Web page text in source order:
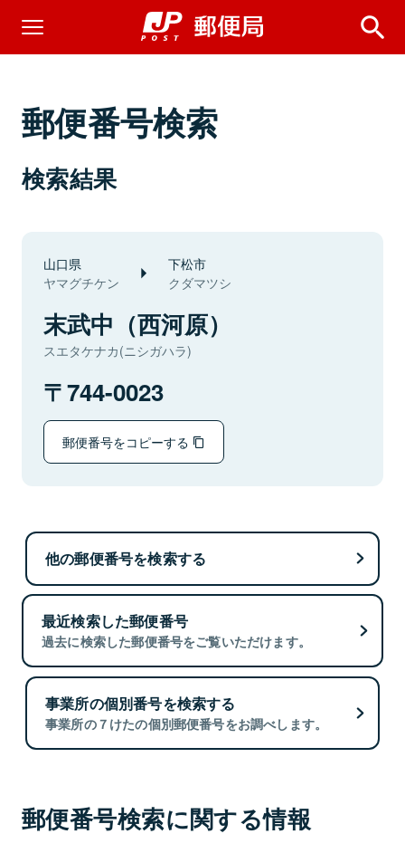
郵便番号検索
検索結果
山口県
ヤマグチケン
下松市
クダマツシ
末武中（西河原）
スエタケナカ(ニシガハラ)
744-0023
郵便番号をコピーする
他の郵便番号を検索する
最近検索した郵便番号
過去に検索した郵便番号をご覧いただけます。
事業所の個別番号を検索する
事業所の７けたの個別郵便番号をお調べします。
郵便番号検索に関する情報